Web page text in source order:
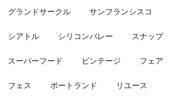
グランドサークル サンフランシスコ
シアトル シリコンバレー スナップ
スーパーフード ビンテージ フェア
フェス ポートランド リユース